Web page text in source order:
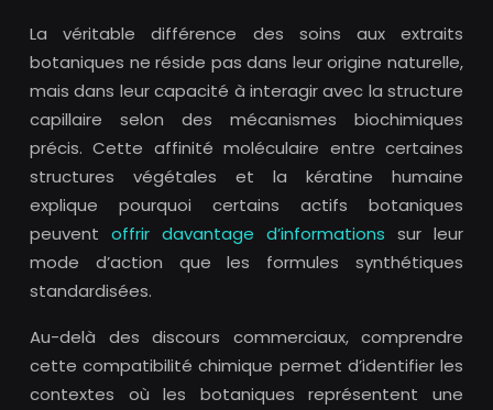
La véritable différence des soins aux extraits
botaniques ne réside pas dans leur origine naturelle,
mais dans leur capacité à interagir avec la structure
capillaire selon des mécanismes biochimiques
précis. Cette affinité moléculaire entre certaines
structures végétales et la kératine humaine
explique pourquoi certains actifs botaniques
peuvent offrir davantage d’informations sur leur
mode d’action que les formules synthétiques
standardisées.
Au-delà des discours commerciaux, comprendre
cette compatibilité chimique permet d’identifier les
contextes où les botaniques représentent une